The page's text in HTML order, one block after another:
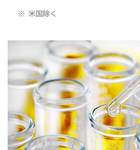
米国除く